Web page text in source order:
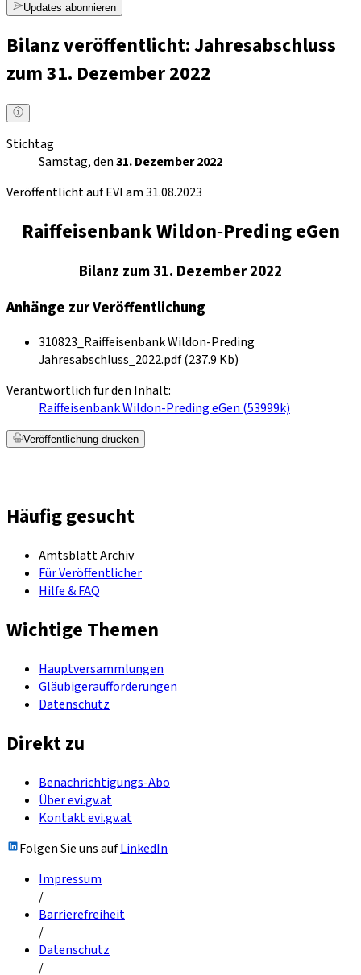
Updates abonnieren
Bilanz veröffentlicht: Jahresabschluss
zum 31. Dezember 2022
Stichtag
Samstag, den31. Dezember 2022
Veröffentlicht auf EVI am 31.08.2023
Raiffeisenbank Wildon‐Preding eGen
Bilanz zum 31. Dezember 2022
Anhänge zur Veröffentlichung
310823_Raiffeisenbank Wildon-Preding
Jahresabschluss_2022.pdf (237.9 Kb)
Verantwortlich für den Inhalt:
Raiffeisenbank Wildon-Preding eGen (53999k)
Veröffentlichung drucken
Häufig gesucht
Amtsblatt Archiv
Für Veröffentlicher
Hilfe & FAQ
Wichtige Themen
Hauptversammlungen
Gläubigeraufforderungen
Datenschutz
Direkt zu
Benachrichtigungs-Abo
Über evi.gv.at
Kontakt evi.gv.at
Folgen Sie uns aufLinkedIn
Impressum
/
Barrierefreiheit
/
Datenschutz
/